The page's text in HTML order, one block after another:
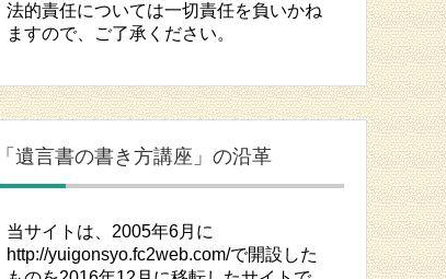
法的責任については一切責任を負いかね
ますので、ご了承ください。
「遺言書の書き方講座」の沿革
当サイトは、2005年6月に
http://yuigonsyo.fc2web.com/で開設した